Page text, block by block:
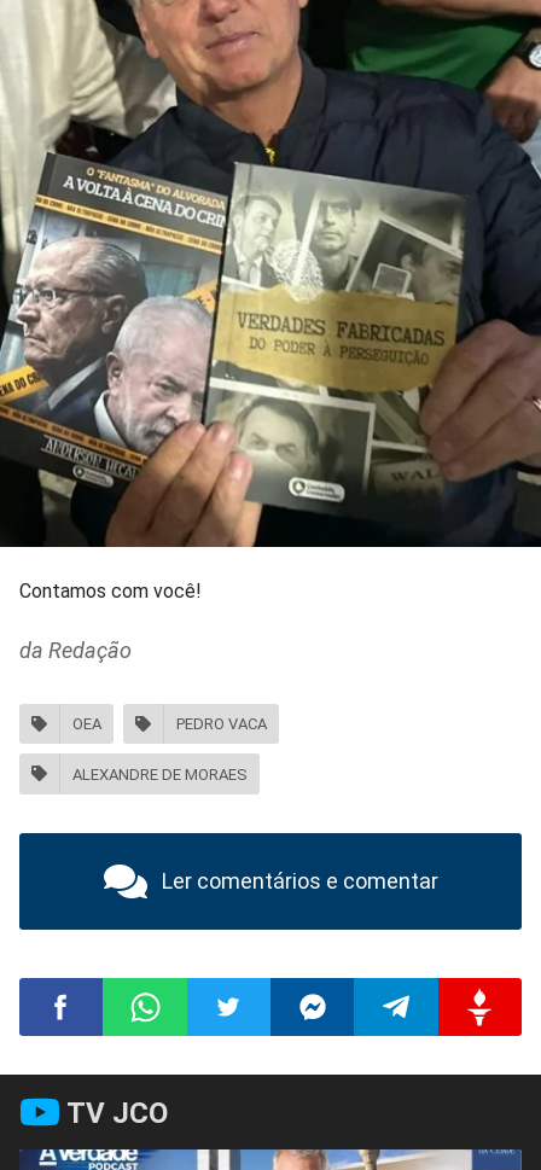
Contamos com você!
da Redação
OEA PEDRO VACA
ALEXANDRE DE MORAES
Ler comentários e comentar
Compartilhar
no
no
no
no
no
no
TV JCO